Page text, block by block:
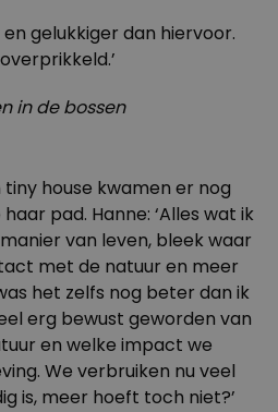
gelukkiger dan hiervoor.
in de bossen
house kwamen er nog
pad. Hanne: ‘Alles wat ik
van leven, bleek waar
met de natuur en meer
het zelfs nog beter dan ik
erg bewust geworden van
en welke impact we
We verbruiken nu veel
is, meer hoeft toch niet?’